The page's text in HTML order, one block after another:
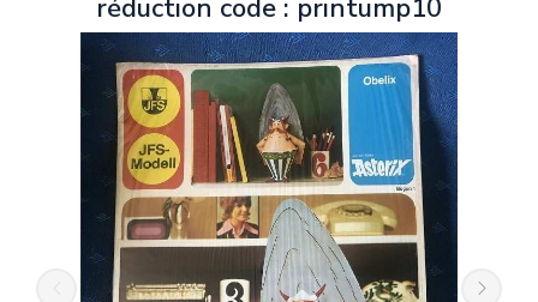
réduction code : printump10